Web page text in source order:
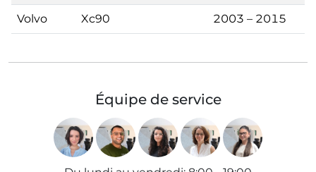
Volvo Xc90 2003 – 2015
Équipe de service